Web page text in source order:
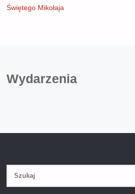
Świętego Mikołaja
Wydarzenia